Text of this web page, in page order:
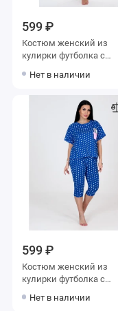
599 ₽
Костюм женский из
кулирки футболка с
Нет в наличии
599 ₽
Костюм женский из
кулирки футболка с
Нет в наличии